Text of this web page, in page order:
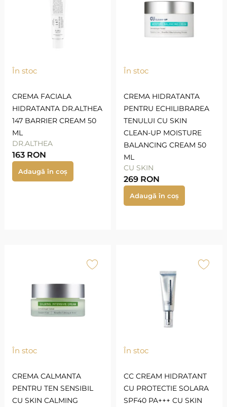
În stoc
CREMA FACIALA
HIDRATANTA DR.ALTHEA
147 BARRIER CREAM 50
ML
DR.ALTHEA
163 RON
Adaugă în coș
În stoc
CREMA HIDRATANTA
PENTRU ECHILIBRAREA
TENULUI CU SKIN
CLEAN-UP MOISTURE
BALANCING CREAM 50
ML
CU SKIN
269 RON
Adaugă în coș
În stoc
CREMA CALMANTA
PENTRU TEN SENSIBIL
CU SKIN CALMING
În stoc
CC CREAM HIDRATANT
CU PROTECTIE SOLARA
SPF40 PA+++ CU SKIN